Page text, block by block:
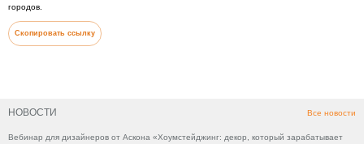
НОВОСТИ Все новости
Вебинар для дизайнеров от Аскона «Хоумстейджинг: декор, который зарабатывает
городов.
Скопировать ссылку